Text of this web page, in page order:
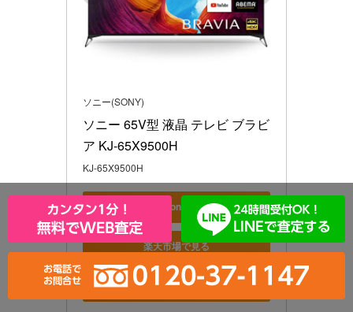
ソニー(SONY)
ソニー 65V型 液晶 テレビ ブラビ
ア KJ-65X9500H
KJ-65X9500H
Amazonで見る
楽天市場で見る
Yahoo!ショッピングで見る